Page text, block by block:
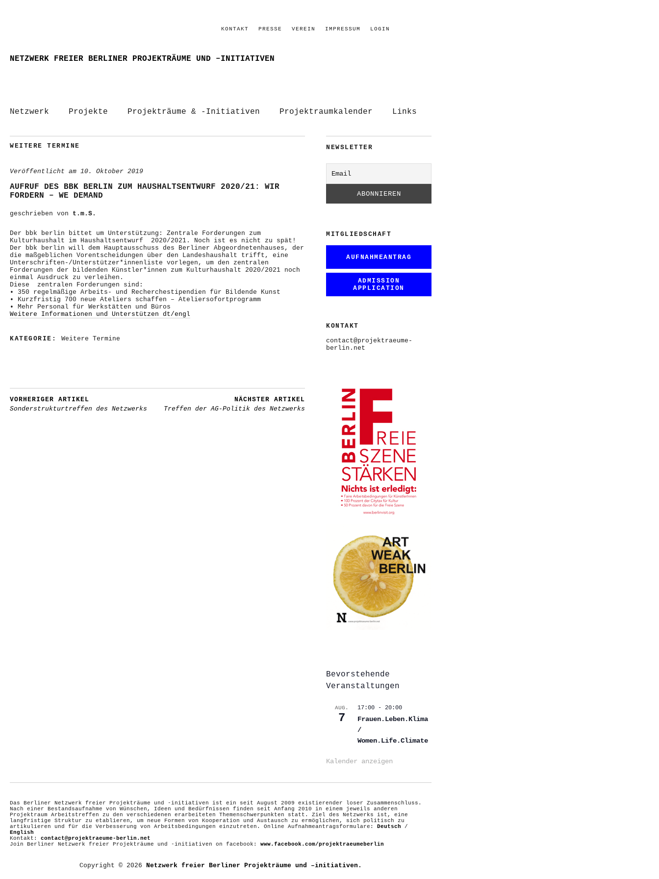
KONTAKT PRESSE VEREIN IMPRESSUM LOGIN
NETZWERK FREIER BERLINER PROJEKTRÄUME UND –INITIATIVEN
Netzwerk Projekte Projekträume & -Initiativen Projektraumkalender Links
WEITERE TERMINE
Veröffentlicht am 10. Oktober 2019
AUFRUF DES BBK BERLIN ZUM HAUSHALTSENTWURF 2020/21: WIR
FORDERN – WE DEMAND
geschrieben von t.m.S.
Der bbk berlin bittet um Unterstützung: Zentrale Forderungen zum
Kulturhaushalt im Haushaltsentwurf 2020/2021. Noch ist es nicht zu spät!
Der bbk berlin will dem Hauptausschuss des Berliner Abgeordnetenhauses, der
die maßgeblichen Vorentscheidungen über den Landeshaushalt trifft, eine
Unterschriften-/Unterstützer*innenliste vorlegen, um den zentralen
Forderungen der bildenden Künstler*innen zum Kulturhaushalt 2020/2021 noch
einmal Ausdruck zu verleihen.
Diese zentralen Forderungen sind:
• 350 regelmäßige Arbeits- und Recherchestipendien für Bildende Kunst
• Kurzfristig 700 neue Ateliers schaffen – Ateliersofortprogramm
• Mehr Personal für Werkstätten und Büros
Weitere Informationen und Unterstützen dt/engl
KATEGORIE: Weitere Termine
VORHERIGER ARTIKEL
Sonderstrukturtreffen des Netzwerks
NÄCHSTER ARTIKEL
Treffen der AG-Politik des Netzwerks
NEWSLETTER
MITGLIEDSCHAFT
AUFNAHMEANTRAG
ADMISSION
APPLICATION
KONTAKT
contact@projektraeume-
berlin.net
Bevorstehende
Veranstaltungen
AUG.
7
17:00 - 20:00
Frauen.Leben.Klima
/
Women.Life.Climate
Kalender anzeigen
Das Berliner Netzwerk freier Projekträume und -initiativen ist ein seit August 2009 existierender loser Zusammenschluss.
Nach einer Bestandsaufnahme von Wünschen, Ideen und Bedürfnissen finden seit Anfang 2010 in einem jeweils anderen
Projektraum Arbeitstreffen zu den verschiedenen erarbeiteten Themenschwerpunkten statt. Ziel des Netzwerks ist, eine
langfristige Struktur zu etablieren, um neue Formen von Kooperation und Austausch zu ermöglichen, sich politisch zu
artikulieren und für die Verbesserung von Arbeitsbedingungen einzutreten. Online Aufnahmeantragsformulare: Deutsch /
English
Kontakt: contact@projektraeume-berlin.net
Join Berliner Netzwerk freier Projekträume und -initiativen on facebook: www.facebook.com/projektraeumeberlin
Copyright © 2026 Netzwerk freier Berliner Projekträume und –initiativen.